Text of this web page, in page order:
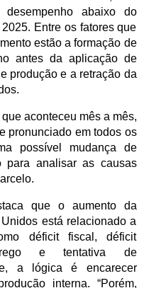
abaixo do
Entre os fatores que
estão a formação de
antes da aplicação de
produção e a retração da
aconteceu mês a mês,
pronunciado em todos os
possível mudança de
para analisar as causas
que o aumento da
está relacionado a
déficit fiscal, déficit
e tentativa de
a lógica é encarecer
interna. “Porém,